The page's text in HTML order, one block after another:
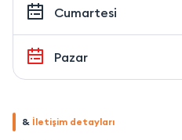
Cumartesi
Pazar
& İletişim detayları